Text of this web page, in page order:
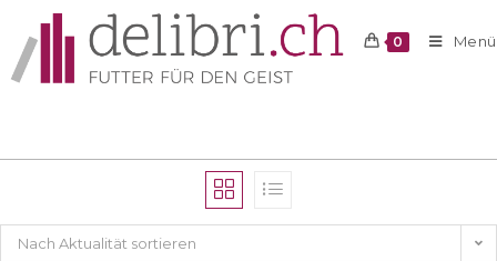
0 Menü
Nach Aktualität sortieren